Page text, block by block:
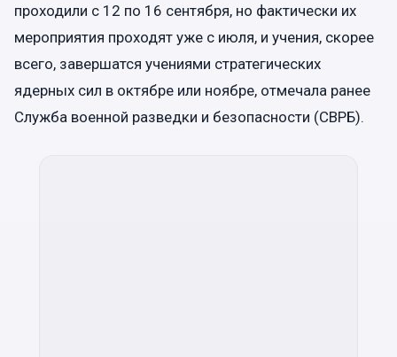
проходили с 12 по 16 сентября, но фактически их
мероприятия проходят уже с июля, и учения, скорее
всего, завершатся учениями стратегических
ядерных сил в октябре или ноябре, отмечала ранее
Служба военной разведки и безопасности (СВРБ).